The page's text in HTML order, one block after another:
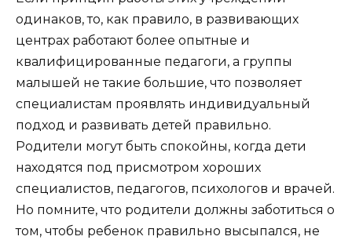
одинаков, то, как правило, в развивающих
центрах работают более опытные и
квалифицированные педагоги, а группы
малышей не такие большие, что позволяет
специалистам проявлять индивидуальный
подход и развивать детей правильно.
Родители могут быть спокойны, когда дети
находятся под присмотром хороших
специалистов, педагогов, психологов и врачей.
Но помните, что родители должны заботиться о
том, чтобы ребенок правильно высыпался, не